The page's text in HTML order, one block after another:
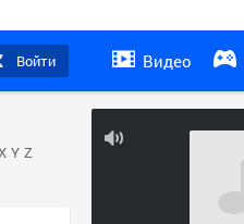
Войти Видео
Y Z